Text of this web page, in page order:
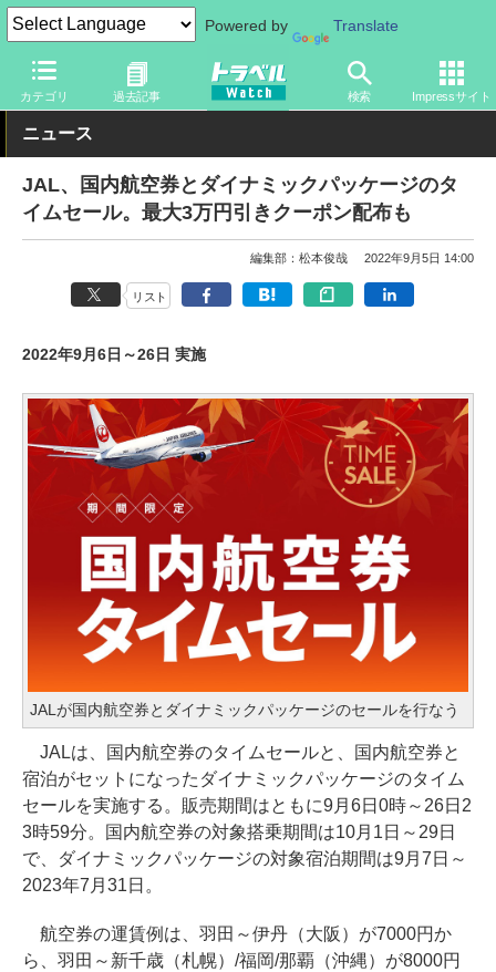
Powered by Translate
カテゴリ 過去記事 検索 Impressサイト
トラベル Watch 企業・政府・官庁 国内エアライン JAL
ニュース
JAL、国内航空券とダイナミックパッケージのタ
イムセール。最大3万円引きクーポン配布も
編集部：松本俊哉 2022年9月5日 14:00
リスト
2022年9月6日～26日 実施
JALが国内航空券とダイナミックパッケージのセールを行なう
JALは、国内航空券のタイムセールと、国内航空券と
宿泊がセットになったダイナミックパッケージのタイム
セールを実施する。販売期間はともに9月6日0時～26日2
3時59分。国内航空券の対象搭乗期間は10月1日～29日
で、ダイナミックパッケージの対象宿泊期間は9月7日～
2023年7月31日。
航空券の運賃例は、羽田～伊丹（大阪）が7000円か
ら、羽田～新千歳（札幌）/福岡/那覇（沖縄）が8000円